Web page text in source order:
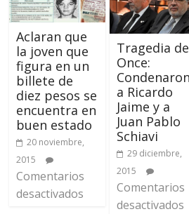
Aclaran que
la joven que
figura en un
billete de
diez pesos se
encuentra en
buen estado
20 noviembre,
2015
Comentarios
desactivados
Tragedia de
Once:
Condenaron
a Ricardo
Jaime y a
Juan Pablo
Schiavi
29 diciembre,
2015
Comentarios
desactivados